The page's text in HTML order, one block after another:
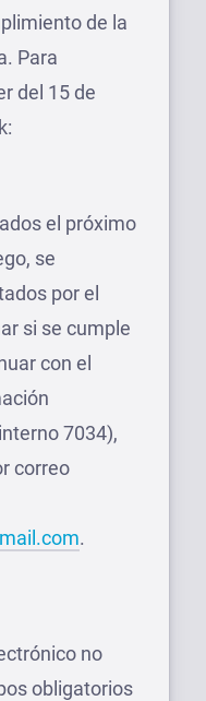
de la
Para
del 15 de
el próximo
se
por el
si se cumple
con el
7034),
correo
.
no
obligatorios